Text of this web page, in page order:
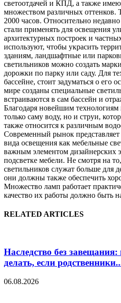
светоотдачей и КПД, а также
множеством различных оттенков.
2000 часов. Относительно
стали применять для освещения
архитектурных построек и
используют, чтобы украсить
зданиям, ландшафтные или
светильников можно создать
дорожки по парку или саду. Для
бассейне, стоит задуматься о его
мире созданы специальные
встраиваются в сам бассейн и
Благодаря новейшим
только саму воду, но и струи,
также относится к различным
Современный рынок
вида освещения как мебельные
важным элементом дизайнерских
подсветке мебели. Не смотря на
светильников служат больше для
они должны также обеспечить
Множество ламп работает
качество их работы должно быть
RELATED ARTICLES
Наследство без завещания:
делать, если
06.08.2026